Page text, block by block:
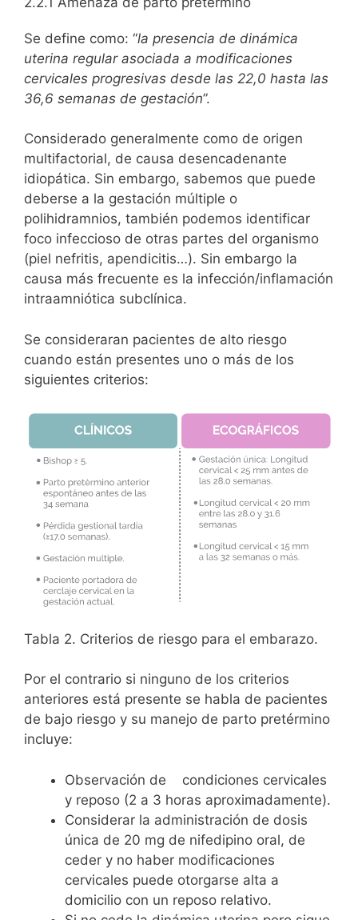
Se define como: “la presencia de dinámica
uterina regular asociada a modificaciones
cervicales progresivas desde las 22,0 hasta las
36,6 semanas de gestación”.
Considerado generalmente como de origen
multifactorial, de causa desencadenante
idiopática. Sin embargo, sabemos que puede
deberse a la gestación múltiple o
polihidramnios, también podemos identificar
foco infeccioso de otras partes del organismo
(piel nefritis, apendicitis…). Sin embargo la
causa más frecuente es la infección/inflamación
intraamniótica subclínica.
Se consideraran pacientes de alto riesgo
cuando están presentes uno o más de los
siguientes criterios:
Tabla 2. Criterios de riesgo para el embarazo.
Por el contrario si ninguno de los criterios
anteriores está presente se habla de pacientes
de bajo riesgo y su manejo de parto pretérmino
incluye:
Observación de condiciones cervicales
y reposo (2 a 3 horas aproximadamente).
Considerar la administración de dosis
única de 20 mg de nifedipino oral, de
ceder y no haber modificaciones
cervicales puede otorgarse alta a
domicilio con un reposo relativo.